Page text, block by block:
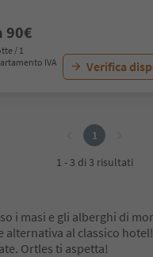
90€
/ 1
IVA
Verifica
1
1 - 3 di 3 risultati
i masi e gli alberghi di
alternativa al classico
Ortles ti aspetta!